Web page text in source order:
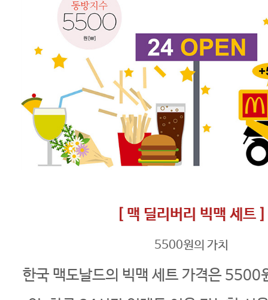
[ 맥 딜리버리 빅맥 세트 ]
5500원의 가치
한국 맥도날드의 빅맥 세트 가격은